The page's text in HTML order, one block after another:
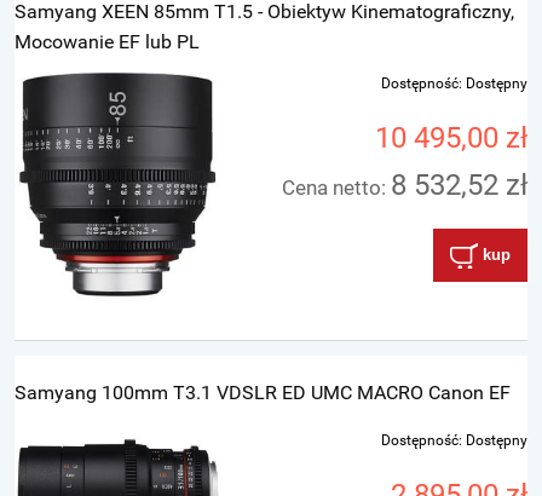
Samyang XEEN 85mm T1.5 - Obiektyw Kinematograficzny,
Mocowanie EF lub PL
Dostępność: Dostępny
10 495,00 zł
Cena netto: 8 532,52 zł
kup
Samyang 100mm T3.1 VDSLR ED UMC MACRO Canon EF
Dostępność: Dostępny